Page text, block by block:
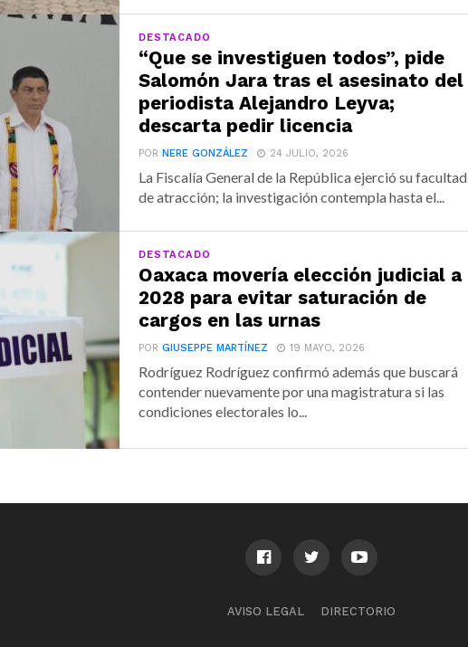
DESTACADO
“Que se investiguen todos”, pide
Salomón Jara tras el asesinato del
periodista Alejandro Leyva;
descarta pedir licencia
PORNERE GONZÁLEZ 24 JULIO, 2026
La Fiscalía General de la República ejerció su facultad
de atracción; la investigación contempla hasta el...
DESTACADO
Oaxaca movería elección judicial a
2028 para evitar saturación de
cargos en las urnas
PORGIUSEPPE MARTÍNEZ 19 MAYO, 2026
Rodríguez Rodríguez confirmó además que buscará
contender nuevamente por una magistratura si las
condiciones electorales lo...
AVISO LEGAL DIRECTORIO